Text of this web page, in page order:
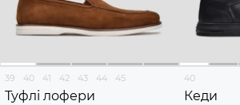
39 40 41 42 43 44 45
Туфлі лофери
40
Кеди